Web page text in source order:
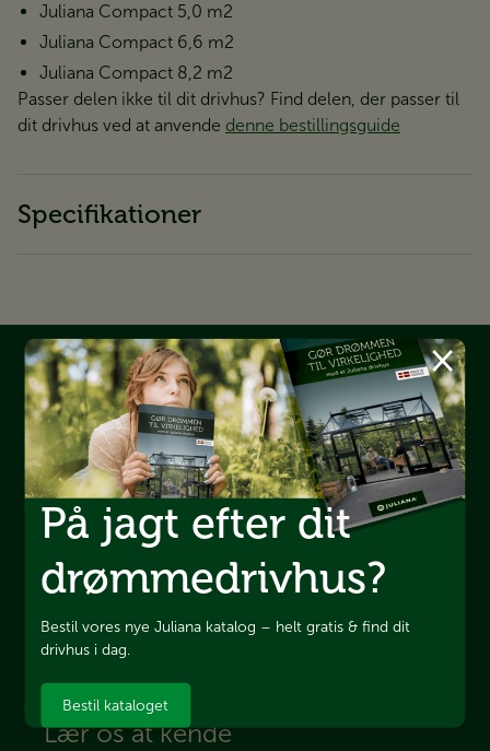
×
På jagt efter dit
drømmedrivhus?
Bestil vores nye Juliana katalog – helt gratis & find dit
drivhus i dag.
Bestil kataloget
Juliana Compact 5,0 m2
Juliana Compact 6,6 m2
Juliana Compact 8,2 m2
Passer delen ikke til dit drivhus? Find delen, der passer til
dit drivhus ved at anvende denne bestillingsguide
Specifikationer
Juliana Drivhuse A/S
Sivlandvænget 29
5260 Odense S
CVR: 66030318
66 11 18 11
Lær os at kende